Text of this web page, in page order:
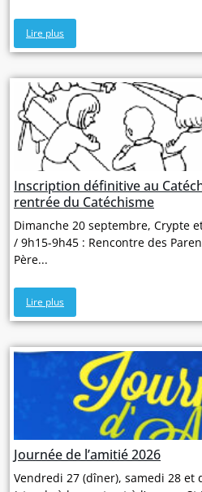
Lire plus
Inscription définitive au
rentrée du Catéchisme
Dimanche 20 septembre, Crypte
/ 9h15-9h45 : Rencontre des
Père...
Lire plus
Journée de l’amitié 2026
Vendredi 27 (dîner), samedi 28 et